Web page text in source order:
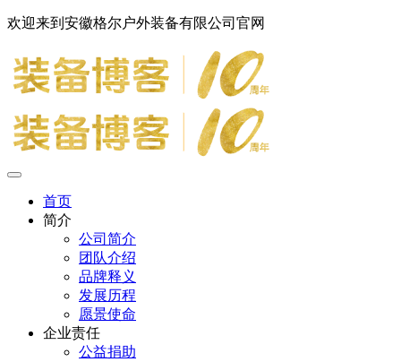
欢迎来到安徽格尔户外装备有限公司官网
首页
简介
公司简介
团队介绍
品牌释义
发展历程
愿景使命
企业责任
公益捐助